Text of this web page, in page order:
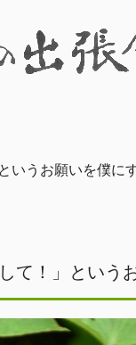
うお願いを僕にす
！」というお